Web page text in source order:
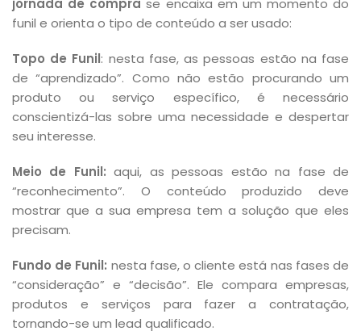
jornada de compra se encaixa em um momento do
funil e orienta o tipo de conteúdo a ser usado:
Topo de Funil: nesta fase, as pessoas estão na fase
de “aprendizado”. Como não estão procurando um
produto ou serviço específico, é necessário
conscientizá-las sobre uma necessidade e despertar
seu interesse.
Meio de Funil: aqui, as pessoas estão na fase de
“reconhecimento”. O conteúdo produzido deve
mostrar que a sua empresa tem a solução que eles
precisam.
Fundo de Funil: nesta fase, o cliente está nas fases de
“consideração” e “decisão”. Ele compara empresas,
produtos e serviços para fazer a contratação,
tornando-se um lead qualificado.